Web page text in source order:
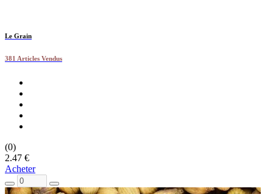
Le Grain
381 Articles Vendus
(0)
2.47 €
Acheter